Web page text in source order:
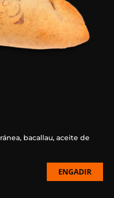
bacallau, aceite de
ENGADIR